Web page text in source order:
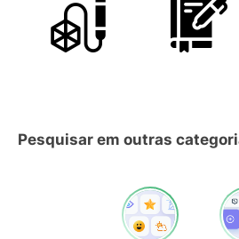
Pesquisar em outras